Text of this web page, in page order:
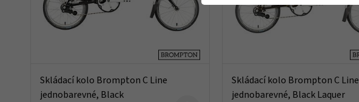
Skládací kolo Brompton C Line
jednobarevné, Black
Skládací kolo Brompton C Line
jednobarevné, Black Laquer